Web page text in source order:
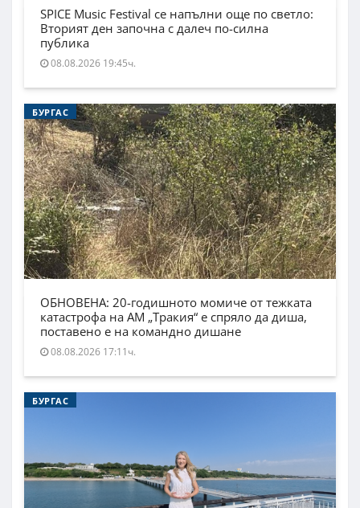
SPICE Music Festival се напълни още по светло:
Вторият ден започна с далеч по-силна
публика
08.08.2026 19:45ч.
БУРГАС
ОБНОВЕНА: 20-годишното момиче от тежката
катастрофа на АМ „Тракия“ е спряло да диша,
поставено е на командно дишане
08.08.2026 17:11ч.
БУРГАС